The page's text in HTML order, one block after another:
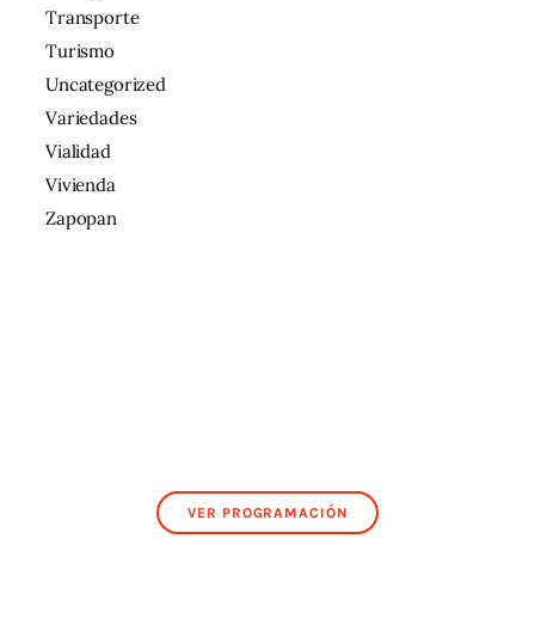
Transporte
Turismo
Uncategorized
Variedades
Vialidad
Vivienda
Zapopan
VER PROGRAMACIÓN